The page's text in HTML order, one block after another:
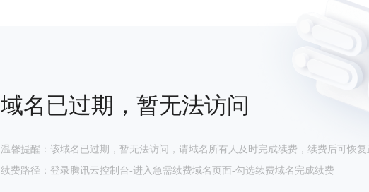
域名已过期，暂无法访问
温馨提醒：该域名已过期，暂无法访问，请域名所有人及时完成续费，续费后可恢复
续费路径：登录腾讯云控制台-进入急需续费域名页面-勾选续费域名完成续费